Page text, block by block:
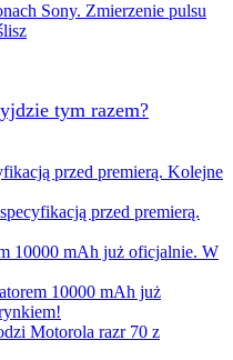
Sony. Zmierzenie pulsu
tym razem?
przed premierą.
10000 mAh już